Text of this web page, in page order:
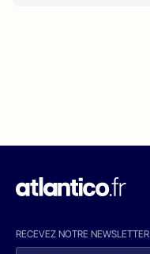
RECEVEZ NOTRE NEWSLETTER